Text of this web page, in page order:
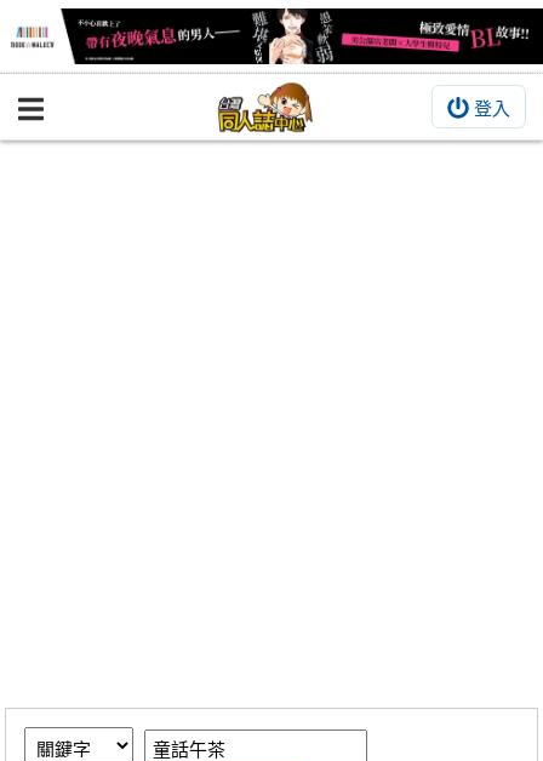
登入
BOOKY書集倉庫
繪圖藝廊
交流中心